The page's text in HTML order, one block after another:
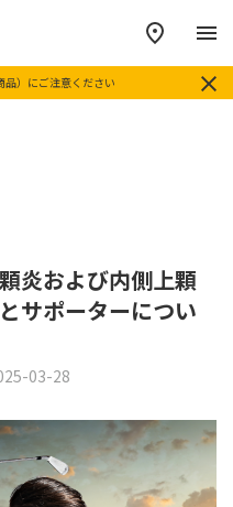
品）にご注意ください
メ
炎および内側上顆
サポーターについ
03-28